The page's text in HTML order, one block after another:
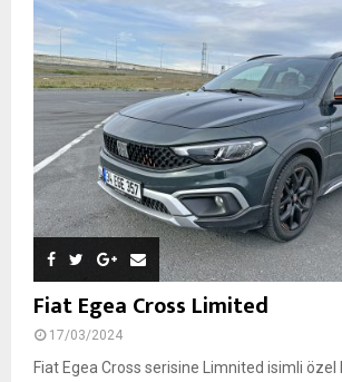
Fiat Egea Cross Limited
17/03/2024
Fiat Egea Cross serisine Limnited isimli özel